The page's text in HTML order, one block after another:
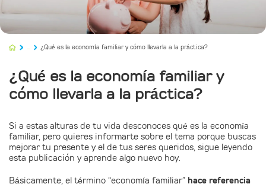
... ¿Qué es la economía familiar y cómo llevarla a la práctica?
¿Qué es la economía familiar y
cómo llevarla a la práctica?
Si a estas alturas de tu vida desconoces qué es la economía
familiar, pero quieres informarte sobre el tema porque buscas
mejorar tu presente y el de tus seres queridos, sigue leyendo
esta publicación y aprende algo nuevo hoy.
Básicamente, el término “economía familiar” hace referencia